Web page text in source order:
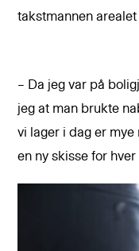
takstmannen arealet
– Da jeg var på
jeg at man brukte
vi lager i dag er
en ny skisse for